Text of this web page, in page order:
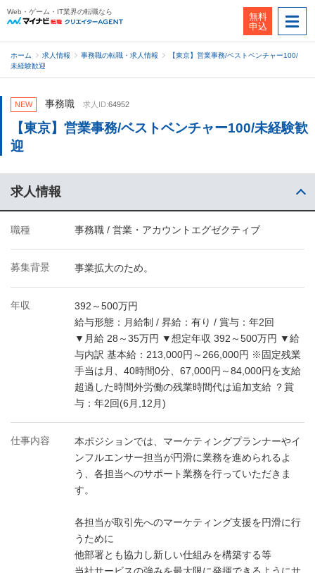
Web・ゲーム・IT業界の転職なら
無料
申込
ホーム 求人情報 事務職の転職・求人情報
【東京】営業事務/ベストベンチャー100/
未経験歓迎
NEW 事務職 求人ID:64952
【東京】営業事務/ベストベンチャー100/未経験歓
迎
求人情報
職種 事務職 / 営業・アカウントエグゼクティブ
募集背景 事業拡大のため。
年収
392～500万円
給与形態：月給制 / 昇給：有り / 賞与：年2回
▼月給 28～35万円 ▼想定年収 392～500万円 ▼給
与内訳 基本給：213,000円～266,000円 ※固定残業
手当は月、40時間0分、67,000円～84,000円を支給
超過した時間外労働の残業時間代は追加支給 ？賞
与：年2回(6月,12月)
仕事内容
本ポジションでは、マーケティングプランナーやイ
ンフルエンサー担当が円滑に業務を進められるよ
う、各担当へのサポート業務を行っていただきま
す。
各担当が取引先へのマーケティング支援を円滑に行
うために
他部署とも協力し新しい仕組みを構築する等